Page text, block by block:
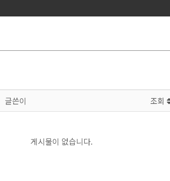
글쓴이 조회
게시물이 없습니다.